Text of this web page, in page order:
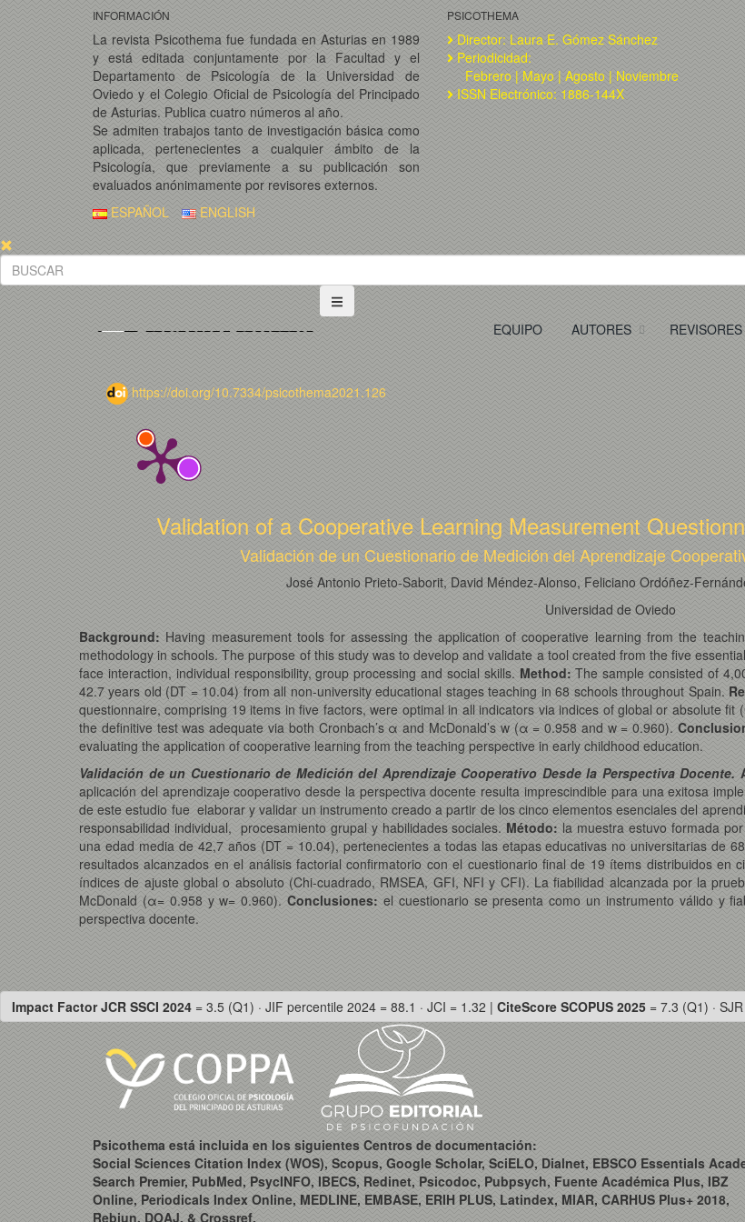
INFORMACIÓN
La revista Psicothema fue fundada en Asturias en 1989
y está editada conjuntamente por la Facultad y el
Departamento de Psicología de la Universidad de
Oviedo y el Colegio Oficial de Psicología del Principado
de Asturias. Publica cuatro números al año.
Se admiten trabajos tanto de investigación básica como
aplicada, pertenecientes a cualquier ámbito de la
Psicología, que previamente a su publicación son
evaluados anónimamente por revisores externos.
PSICOTHEMA
Director: Laura E. Gómez Sánchez
Periodicidad:
Febrero | Mayo | Agosto | Noviembre
ISSN Electrónico: 1886-144X
ESPAÑOL ENGLISH
EQUIPO AUTORES REVISORES
https://doi.org/10.7334/psicothema2021.126
Validation of a Cooperative Learning Measurement
Validación de un Cuestionario de Medición del Aprendizaje
José Antonio Prieto-Saborit, David Méndez-Alonso, Feliciano Ordóñez-
Universidad de Oviedo
Background: Having measurement tools for assessing the application of cooperative learning from the
methodology in schools. The purpose of this study was to develop and validate a tool created from the five
face interaction, individual responsibility, group processing and social skills. Method: The sample consisted of
42.7 years old (DT = 10.04) from all non-university educational stages teaching in 68 schools throughout Spain.
questionnaire, comprising 19 items in five factors, were optimal in all indicators via indices of global or absolute
the definitive test was adequate via both Cronbach’s α and McDonald’s w (α = 0.958 and w = 0.960).
evaluating the application of cooperative learning from the teaching perspective in early childhood education.
Validación de un Cuestionario de Medición del Aprendizaje Cooperativo Desde la Perspectiva Docente.
aplicación del aprendizaje cooperativo desde la perspectiva docente resulta imprescindible para una exitosa
de este estudio fue elaborar y validar un instrumento creado a partir de los cinco elementos esenciales del
responsabilidad individual, procesamiento grupal y habilidades sociales.Método: la muestra estuvo formada
una edad media de 42,7 años (DT = 10.04), pertenecientes a todas las etapas educativas no universitarias de
resultados alcanzados en el análisis factorial confirmatorio con el cuestionario final de 19 ítems distribuidos
índices de ajuste global o absoluto (Chi-cuadrado, RMSEA, GFI, NFI y CFI). La fiabilidad alcanzada por la
McDonald (α= 0.958 y w= 0.960).Conclusiones: el cuestionario se presenta como un instrumento válido y
perspectiva docente.
Impact Factor JCR SSCI 2024 = 3.5 (Q1) · JIF percentile 2024 = 88.1 · JCI = 1.32 | CiteScore SCOPUS 2025 = 7.3 (Q1) ·
Psicothema está incluida en los siguientes Centros de documentación:
Social Sciences Citation Index (WOS), Scopus, Google Scholar, SciELO, Dialnet, EBSCO Essentials
Search Premier, PubMed, PsycINFO, IBECS, Redinet, Psicodoc, Pubpsych, Fuente Académica Plus, IBZ
Online, Periodicals Index Online, MEDLINE, EMBASE, ERIH PLUS, Latindex, MIAR, CARHUS Plus+ 2018,
Rebiun, DOAJ, & Crossref.